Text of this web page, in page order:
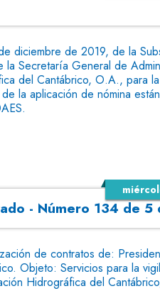
diciembre de 2019, de la
la Secretaría General de
del Cantábrico, O.A., para
la aplicación de nómina
- Número 134 de
de contratos de:
Objeto: Servicios para la
Hidrográfica del